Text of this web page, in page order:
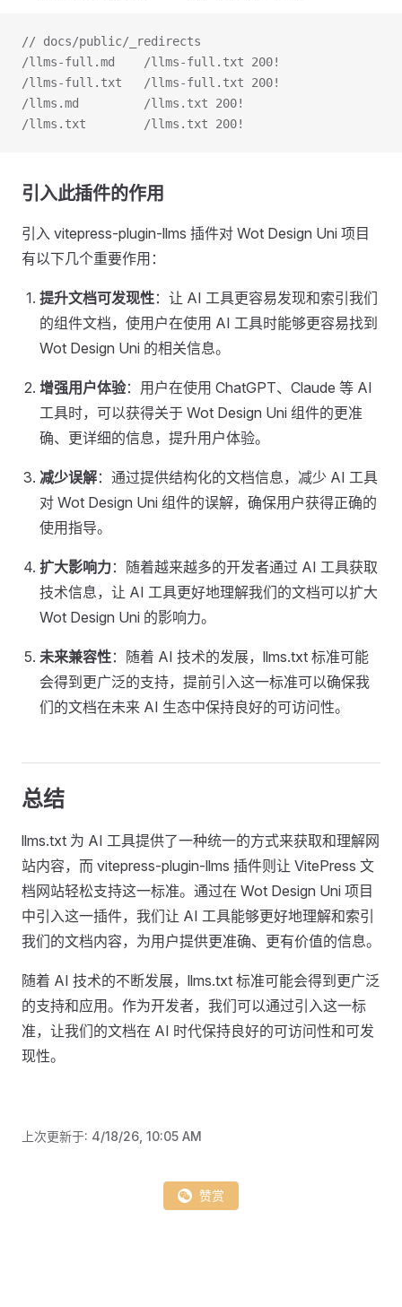
// docs/public/_redirects
/llms-full.md    /llms-full.txt 200!
/llms-full.txt   /llms-full.txt 200!
/llms.md         /llms.txt 200!
/llms.txt        /llms.txt 200!
引入此插件的作用
引入 vitepress-plugin-llms 插件对 Wot Design Uni 项目
有以下几个重要作用：
提升文档可发现性：让 AI 工具更容易发现和索引我们
的组件文档，使用户在使用 AI 工具时能够更容易找到
Wot Design Uni 的相关信息。
增强用户体验：用户在使用 ChatGPT、Claude 等 AI
工具时，可以获得关于 Wot Design Uni 组件的更准
确、更详细的信息，提升用户体验。
减少误解：通过提供结构化的文档信息，减少 AI 工具
对 Wot Design Uni 组件的误解，确保用户获得正确的
使用指导。
扩大影响力：随着越来越多的开发者通过 AI 工具获取
技术信息，让 AI 工具更好地理解我们的文档可以扩大
Wot Design Uni 的影响力。
未来兼容性：随着 AI 技术的发展，llms.txt 标准可能
会得到更广泛的支持，提前引入这一标准可以确保我
们的文档在未来 AI 生态中保持良好的可访问性。
总结
llms.txt 为 AI 工具提供了一种统一的方式来获取和理解网
站内容，而 vitepress-plugin-llms 插件则让 VitePress 文
档网站轻松支持这一标准。通过在 Wot Design Uni 项目
中引入这一插件，我们让 AI 工具能够更好地理解和索引
我们的文档内容，为用户提供更准确、更有价值的信息。
随着 AI 技术的不断发展，llms.txt 标准可能会得到更广泛
的支持和应用。作为开发者，我们可以通过引入这一标
准，让我们的文档在 AI 时代保持良好的可访问性和可发
现性。
上次更新于: 4/18/26, 10:05 AM
赞赏